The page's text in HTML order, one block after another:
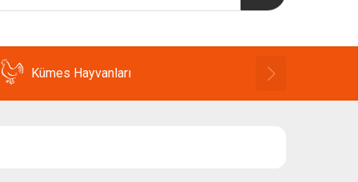
Kümes Hayvanları